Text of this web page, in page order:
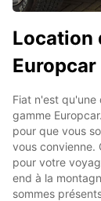
Location
Europcar
Fiat n'est qu'une
gamme
pour que vous
vous convienne.
pour votre
end à la
sommes